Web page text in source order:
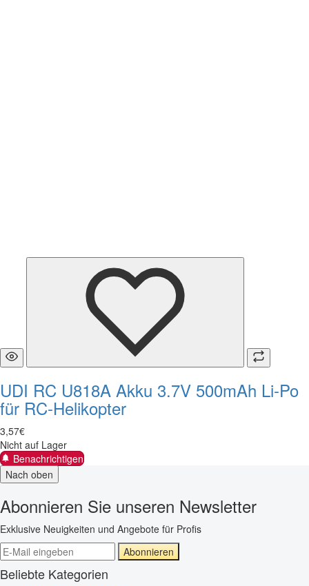
UDI RC U818A Akku 3.7V 500mAh Li-Po
für RC-Helikopter
3,57€
Nicht auf Lager
Benachrichtigen
Nach oben
Abonnieren Sie unseren Newsletter
Exklusive Neuigkeiten und Angebote für Profis
Abonnieren
Beliebte Kategorien